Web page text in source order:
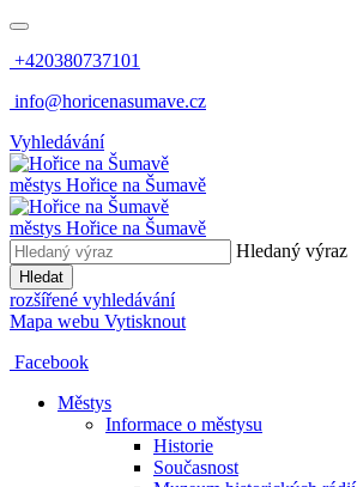
+420380737101
info@horicenasumave.cz
Vyhledávání
městys Hořice na Šumavě
městys Hořice na Šumavě
Hledaný výraz
Hledat
rozšířené vyhledávání
Mapa webu Vytisknout
Facebook
Městys
Informace o městysu
Historie
Současnost